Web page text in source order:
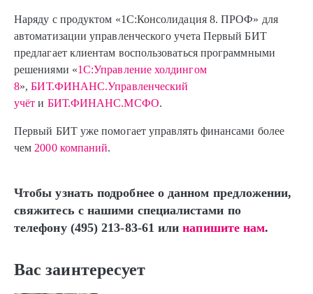
Наряду с продуктом «1С:Консолидация 8. ПРОФ» для
автоматизации управленческого учета Первый БИТ
предлагает клиентам воспользоваться программными
решениями «1С:Управление холдингом
8»,БИТ.ФИНАНС.Управленческий
учёт и БИТ.ФИНАНС.МСФО.
Первый БИТ уже помогает управлять финансами более
чем 2000 компаний.
Чтобы узнать подробнее о данном предложении,
свяжитесь с нашими специалистами по
телефону (495) 213-83-61 илинапишите нам.
Вас заинтересует